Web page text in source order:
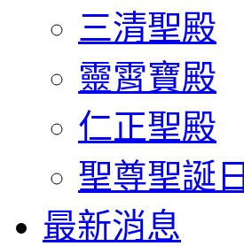
三清聖殿
靈霄寶殿
仁正聖殿
聖尊聖誕日
最新消息